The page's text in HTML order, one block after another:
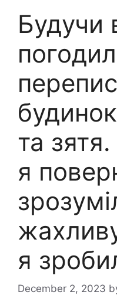
Будучи
та
я
я
December 2, 2023